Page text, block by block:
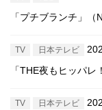
「プチブランチ」（
TV 日本テレビ
「THE夜もヒッパ
TV 日本テレビ